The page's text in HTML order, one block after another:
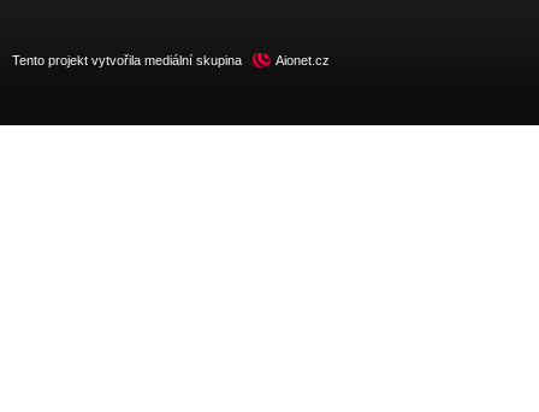
Tento projekt vytvořila mediální skupina Aionet.cz